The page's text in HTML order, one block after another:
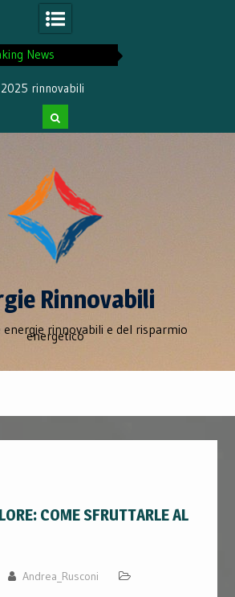
News
rinnovabili
Rinnovabili
rinnovabili e del risparmio
energetico
COME SFRUTTARLE AL
Andrea_Rusconi